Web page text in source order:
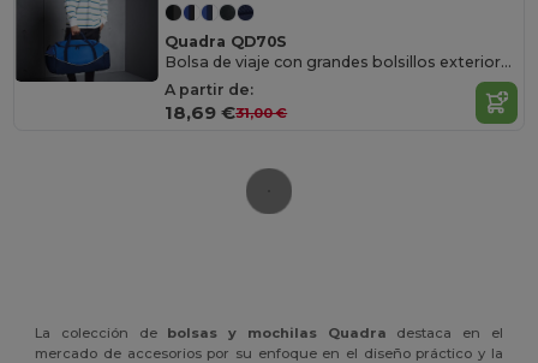
Quadra QD70S
Bolsa de viaje con grandes bolsillos exteriores
A partir de:
18,69 €31,00 €
La colección de bolsas y mochilas Quadra destaca en el
mercado de accesorios por su enfoque en el diseño práctico y la